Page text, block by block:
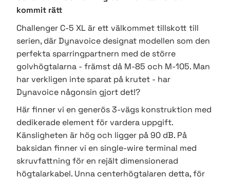
kommit rätt
Challenger C-5 XL är ett välkommet tillskott till
serien, där Dynavoice designat modellen som den
perfekta sparringpartnern med de större
golvhögtalarna - främst då M-85 och M-105. Man
har verkligen inte sparat på krutet - har
Dynavoice någonsin gjort det!?
Här finner vi en generös 3-vägs konstruktion med
dedikerade element för vardera uppgift.
Känsligheten är hög och ligger på 90 dB. På
baksidan finner vi en single-wire terminal med
skruvfattning för en rejält dimensionerad
högtalarkabel. Unna centerhögtalaren detta, för